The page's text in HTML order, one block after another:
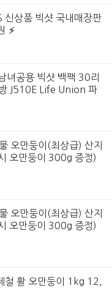
신상품 빅샷 국내매장판
녀공용 빅샷 백팩 30리
J510E Life Union 파
오만둥이(최상급) 산지
오만둥이 300g 증정)
오만둥이(최상급) 산지
오만둥이 300g 증정)
철 활 오만둥이 1kg 12,